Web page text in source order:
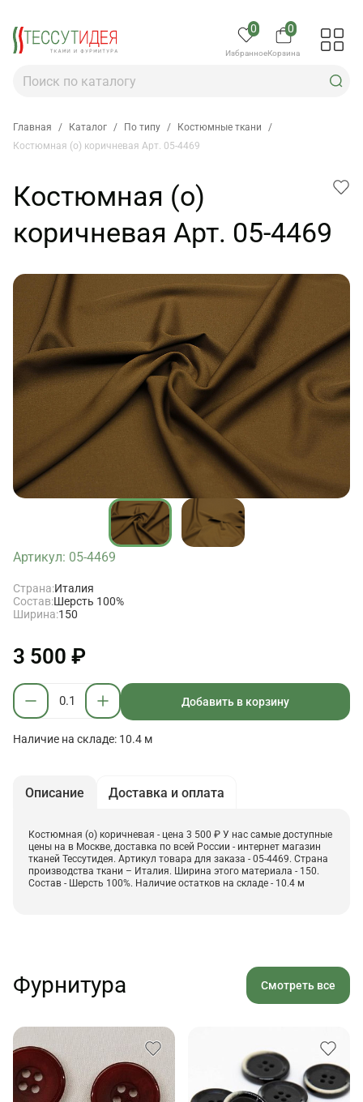
0
Избранное
0
Корзина
Главная / Каталог / По типу / Костюмные ткани
/
Костюмная (о) коричневая Арт. 05-4469
Костюмная (о)
коричневая Арт. 05-4469
Артикул: 05-4469
Страна:Италия
Состав:Шерсть 100%
Ширина:150
3 500 ₽
Добавить в корзину
Наличие на складе: 10.4 м
Описание Доставка и оплата
Костюмная (о) коричневая - цена 3 500 ₽ У нас самые доступные
цены на в Москве, доставка по всей России - интернет магазин
тканей Тессутидея. Артикул товара для заказа - 05-4469. Страна
производства ткани – Италия. Ширина этого материала - 150.
Состав - Шерсть 100%. Наличие остатков на складе - 10.4 м
Фурнитура Смотреть все